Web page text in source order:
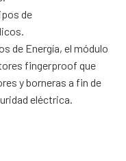
de
de Energía, el módulo
fingerproof que
y borneras a fin de
eléctrica.